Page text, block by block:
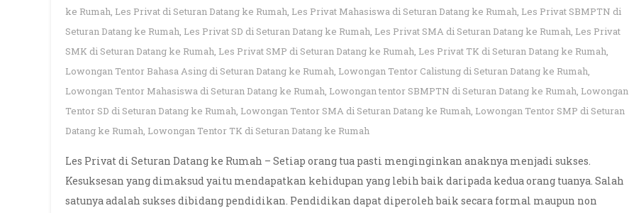
ke Rumah, Les Privat di Seturan Datang ke Rumah, Les Privat Mahasiswa di Seturan Datang ke Rumah, Les Privat SBMPTN di
Seturan Datang ke Rumah, Les Privat SD di Seturan Datang ke Rumah, Les Privat SMA di Seturan Datang ke Rumah, Les Privat
SMK di Seturan Datang ke Rumah, Les Privat SMP di Seturan Datang ke Rumah, Les Privat TK di Seturan Datang ke Rumah,
Lowongan Tentor Bahasa Asing di Seturan Datang ke Rumah, Lowongan Tentor Calistung di Seturan Datang ke Rumah,
Lowongan Tentor Mahasiswa di Seturan Datang ke Rumah, Lowongan tentor SBMPTN di Seturan Datang ke Rumah, Lowongan
Tentor SD di Seturan Datang ke Rumah, Lowongan Tentor SMA di Seturan Datang ke Rumah, Lowongan Tentor SMP di Seturan
Datang ke Rumah, Lowongan Tentor TK di Seturan Datang ke Rumah
Les Privat di Seturan Datang ke Rumah – Setiap orang tua pasti menginginkan anaknya menjadi sukses.
Kesuksesan yang dimaksud yaitu mendapatkan kehidupan yang lebih baik daripada kedua orang tuanya. Salah
satunya adalah sukses dibidang pendidikan. Pendidikan dapat diperoleh baik secara formal maupun non